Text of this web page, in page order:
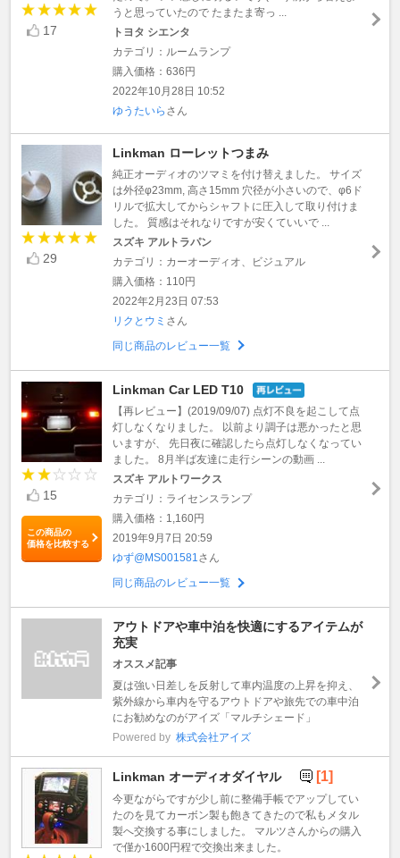
17
うと思っていたので たまたま寄っ ...
トヨタ シエンタ
カテゴリ：ルームランプ
購入価格：636円
2022年10月28日 10:52
ゆうたいら さん
29
Linkman ローレットつまみ
純正オーディオのツマミを付け替えました。 サイズ
は外径φ23mm, 高さ15mm 穴径が小さいので、φ6ド
リルで拡大してからシャフトに圧入して取り付けま
した。 質感はそれなりですが安くていいで ...
スズキ アルトラパン
カテゴリ：カーオーディオ、ビジュアル
購入価格：110円
2022年2月23日 07:53
リクとウミ さん
同じ商品のレビュー一覧
15
この商品の
価格を比較する
Linkman Car LED T10
【再レビュー】(2019/09/07) 点灯不良を起こして点
灯しなくなりました。 以前より調子は悪かったと思
いますが、 先日夜に確認したら点灯しなくなってい
ました。 8月半ば友達に走行シーンの動画 ...
スズキ アルトワークス
カテゴリ：ライセンスランプ
購入価格：1,160円
2019年9月7日 20:59
ゆず@MS001581さん
同じ商品のレビュー一覧
アウトドアや車中泊を快適にするアイテムが
充実
オススメ記事
夏は強い日差しを反射して車内温度の上昇を抑え、
紫外線から車内を守るアウトドアや旅先での車中泊
にお勧めなのがアイズ「マルチシェード」
Powered by 株式会社アイズ
Linkman オーディオダイヤル [1]
今更ながらですが少し前に整備手帳でアップしてい
たのを見てカーボン製も飽きてきたので私もメタル
製へ交換する事にしました。 マルツさんからの購入
で僅か1600円程で交換出来ました。